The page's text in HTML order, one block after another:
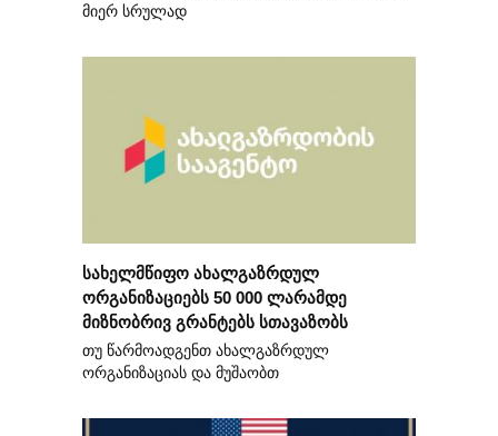
მიერ სრულად
სახელმწიფო ახალგაზრდულ
ორგანიზაციებს 50 000 ლარამდე
მიზნობრივ გრანტებს სთავაზობს
თუ წარმოადგენთ ახალგაზრდულ
ორგანიზაციას და მუშაობთ